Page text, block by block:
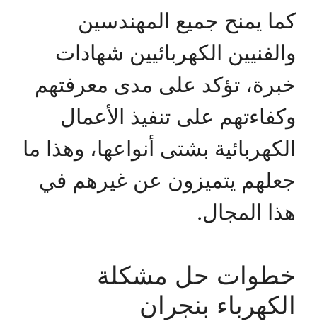
كما يمنح جميع المهندسين
والفنيين الكهربائيين شهادات
خبرة، تؤكد على مدى معرفتهم
وكفاءتهم على تنفيذ الأعمال
الكهربائية بشتى أنواعها، وهذا ما
جعلهم يتميزون عن غيرهم في
هذا المجال.
خطوات حل مشكلة
الكهرباء بنجران